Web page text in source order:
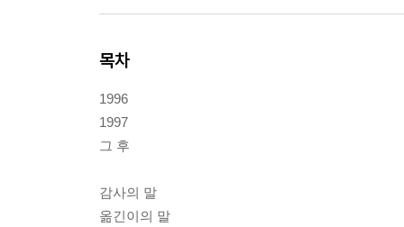
목차
1996
1997
그 후
감사의 말
옮긴이의 말